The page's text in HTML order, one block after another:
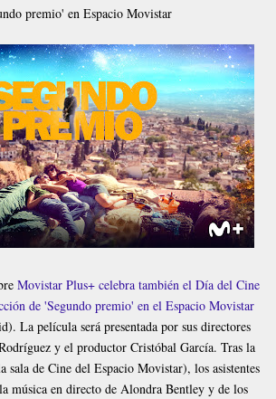
premio' en Espacio Movistar
Movistar Plus+ celebra también el Día del Cine
de 'Segundo premio' en el Espacio Movistar
La película será presentada por sus directores
y el productor Cristóbal García. Tras la
sala de Cine del Espacio Movistar), los asistentes
música en directo de Alondra Bentley y de los